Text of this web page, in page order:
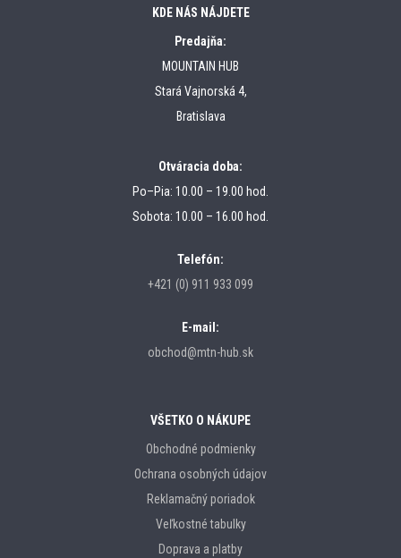
KDE NÁS NÁJDETE
Predajňa:
MOUNTAIN HUB
Stará Vajnorská 4,
Bratislava
Otváracia doba:
Po–Pia: 10.00 – 19.00 hod.
Sobota: 10.00 – 16.00 hod.
Telefón:
+421 (0) 911 933 099
E-mail:
obchod@mtn-hub.sk
VŠETKO O NÁKUPE
Obchodné podmienky
Ochrana osobných údajov
Reklamačný poriadok
Veľkostné tabulky
Doprava a platby